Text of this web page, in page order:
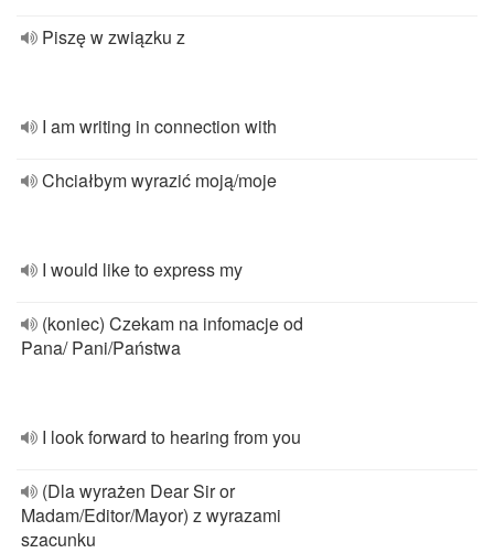
Piszę w związku z
I am writing in connection with
Chciałbym wyrazić moją/moje
I would like to express my
(koniec) Czekam na infomacje od
Pana/ Pani/Państwa
I look forward to hearing from you
(Dla wyrażen Dear Sir or
Madam/Editor/Mayor) z wyrazami
szacunku